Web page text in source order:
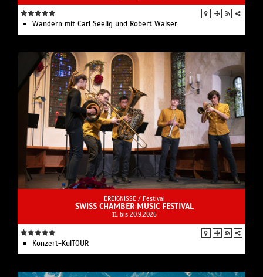
Wandern mit Carl Seelig und Robert Walser
EREIGNISSE / Festival
SWISS CHAMBER MUSIC FESTIVAL
11. bis 20.9.2026
Konzert-KulTOUR